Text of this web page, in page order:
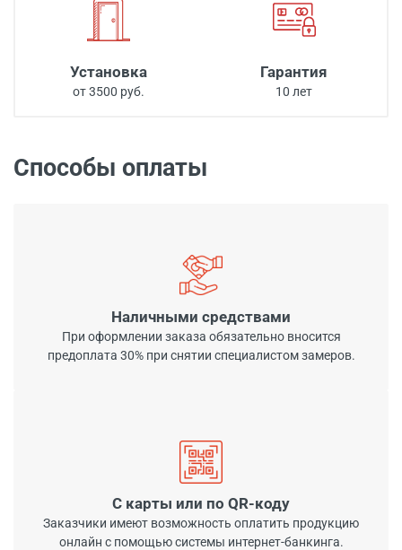
Установка
от 3500 руб.
Гарантия
10 лет
Способы оплаты
Наличными средствами
При оформлении заказа обязательно вносится
предоплата 30% при снятии специалистом замеров.
С карты или по QR-коду
Заказчики имеют возможность оплатить продукцию
онлайн с помощью системы интернет-банкинга.